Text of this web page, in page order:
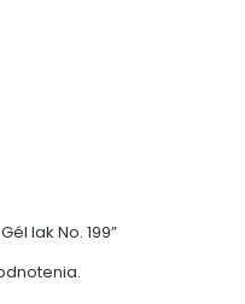
lak No. 199”